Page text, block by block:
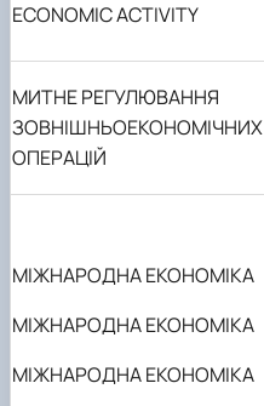
ECONOMIC ACTIVITY
МИТНЕ РЕГУЛЮВАННЯ
ЗОВНІШНЬОЕКОНОМІЧНИХ
ОПЕРАЦІЙ
МІЖНАРОДНА ЕКОНОМІКА
МІЖНАРОДНА ЕКОНОМІКА
МІЖНАРОДНА ЕКОНОМІКА